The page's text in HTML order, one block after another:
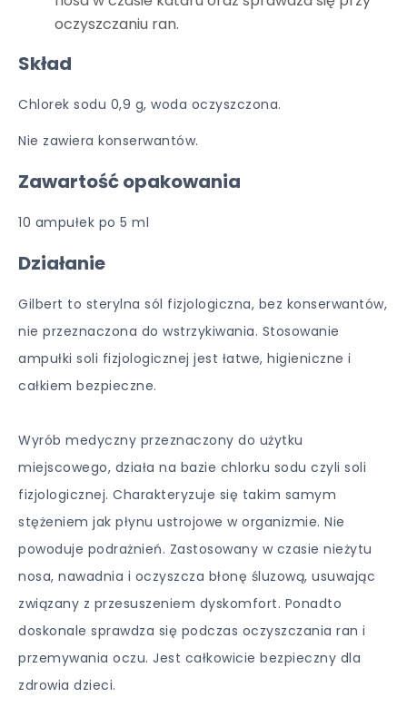
oczyszczaniu ran.
Skład
Chlorek sodu 0,9 g, woda oczyszczona.
Nie zawiera konserwantów.
Zawartość opakowania
10 ampułek po 5 ml
Działanie
Gilbert to sterylna sól fizjologiczna, bez konserwantów,
nie przeznaczona do wstrzykiwania. Stosowanie
ampułki soli fizjologicznej jest łatwe, higieniczne i
całkiem bezpieczne.
Wyrób medyczny przeznaczony do użytku
miejscowego, działa na bazie chlorku sodu czyli soli
fizjologicznej. Charakteryzuje się takim samym
stężeniem jak płynu ustrojowe w organizmie. Nie
powoduje podrażnień. Zastosowany w czasie nieżytu
nosa, nawadnia i oczyszcza błonę śluzową, usuwając
związany z przesuszeniem dyskomfort. Ponadto
doskonale sprawdza się podczas oczyszczania ran i
przemywania oczu. Jest całkowicie bezpieczny dla
zdrowia dzieci.